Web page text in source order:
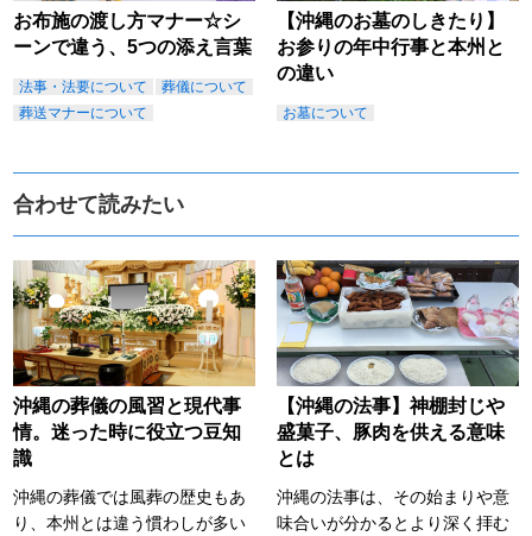
お布施の渡し方マナー☆シ
ーンで違う、5つの添え言葉
法事・法要について
葬儀について
葬送マナーについて
【沖縄のお墓のしきたり】
お参りの年中行事と本州と
の違い
お墓について
合わせて読みたい
沖縄の葬儀の風習と現代事
情。迷った時に役立つ豆知
識
沖縄の葬儀では風葬の歴史もあ
り、本州とは違う慣わしが多い
【沖縄の法事】神棚封じや
盛菓子、豚肉を供える意味
とは
沖縄の法事は、その始まりや意
味合いが分かるとより深く拝む